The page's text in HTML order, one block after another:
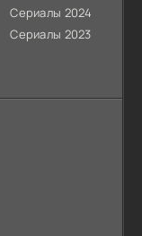
Сериалы 2024
Сериалы 2023